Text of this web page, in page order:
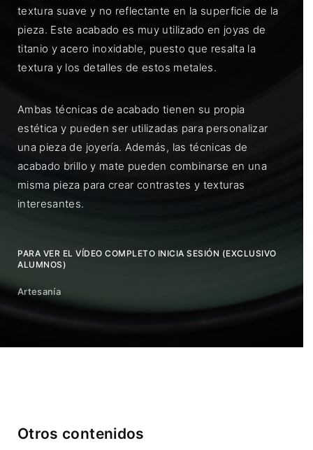
textura suave y no reflectante en la superficie de la
pieza. Este acabado es muy utilizado en joyas de
titanio y acero inoxidable, puesto que resalta la
textura y los detalles de estos metales.
Ambas técnicas de acabado tienen su propia
estética y pueden ser utilizadas para personalizar
una pieza de joyería. Además, las técnicas de
acabado brillo y mate pueden combinarse en una
misma pieza para crear contrastes y texturas
interesantes.
PARA VER EL VÍDEO COMPLETO INICIA SESIÓN (EXCLUSIVO
ALUMNOS)
Artesanía
Otros contenidos